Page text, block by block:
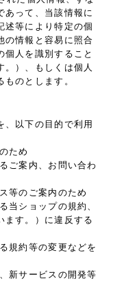
あって、当該情報に
述等により特定の個
の情報と容易に照合
人を識別すること
。）、もしくは個人
のとします。
、以下の目的で利用
ため
ご案内、お問い合わ
等のご案内のため
当ショップの規約、
ます。）に違反する
規約等の変更などを
新サービスの開発等